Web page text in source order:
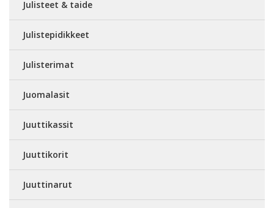
Julisteet & taide
Julistepidikkeet
Julisterimat
Juomalasit
Juuttikassit
Juuttikorit
Juuttinarut